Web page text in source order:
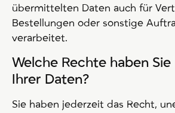
übermittelten Daten auch für
Bestellungen oder sonstige
verarbeitet.
Welche Rechte haben
Ihrer Daten?
Sie haben jederzeit das Recht,